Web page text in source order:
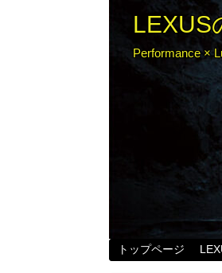
LEXUS
Performance ×
トップページ